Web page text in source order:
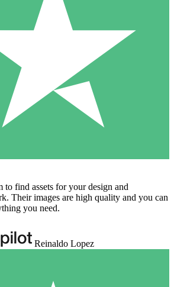
to find assets for your design and
Their images are high quality and you can
you need.
Reinaldo Lopez